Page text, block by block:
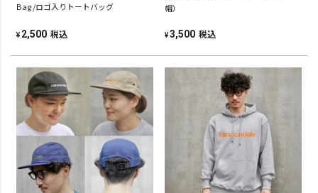
Bag/ロゴ入りトートバッグ
¥ 2,500 税込
帽）
¥3,500 税込